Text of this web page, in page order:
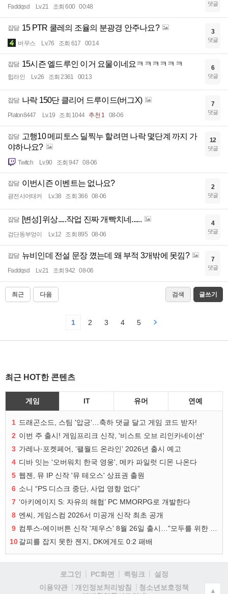
Faddqsd Lv.21 조회 600 00:48 댓글
잡담 15 PTR 쿨레의 조율의 분광경 안주나요?
버무스 Lv.76 조회 617 00:14
3
댓글
잡담 15시즌 엘드루인 이거 요물이네요ㅋㅋㅋㅋㅋㅋ
힙라인 Lv.26 조회 2361 00:13
6
댓글
잡담 나락 150단 클리어 드루이드(버그X)
Platon8447 Lv.19 조회 1044 추천 1 08-06
7
댓글
잡담 고행10 메피토스 딜찍누 할려면 나락 몇단계 까지 가
야하나요?
Twitch Lv.90 조회 947 08-06
12
댓글
잡담 이번시즌 이벤트는 없나요?
광전사어태커 Lv.38 조회 366 08-06
2
댓글
잡담 [변성] 위상.....작업 진짜 개빡치네......
검단동부엉이 Lv.12 조회 895 08-06
4
댓글
잡담 뉴비인데 전설 문장 꼈는데 왜 부적 3개밖에 못낌?
Faddqsd Lv.21 조회 942 08-06
7
댓글
최근 다음 검색 글쓰기
1 2 3 4 5
최근 HOT한 콘텐츠
게임 IT 유머 연예
1 드래곤소드, 스팀 '압긍'…축하 댓글 달고 게임 코드 받자!
2 이번 주 출시! 게임프리크 신작, '비스트 오브 리인카네이션'
3 가레나·포켓페어, ‘팰월드 온라인’ 2026년 출시 예고
4 디바 잇는 '오버워치 한국 영웅', 메카 파일럿 디몬 나온다
5 웹젠, 뮤 IP 신작 '뮤 테오스' 상표권 출원
6 소니 “PS 디스크 중단, 사업 영향 없다”
7 ‘아키에이지 S: 자유의 해협’ PC MMORPG로 개발한다
8 엔씨, 게임스컴 2026서 미공개 신작 최초 공개
9
10갈피를 잡지 못한 젠지, DK에게도 0:2 패배
로그인 PC화면 퀵링크
설정
이용약관
개인정보처리방침
청소년보호정책
▲